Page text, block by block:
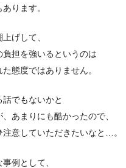
ります。
げして、
負担を強いるというのは
態度ではありません。
でもないかと
あまりにも酷かったので、
注意していただきたいなと…。
例として、